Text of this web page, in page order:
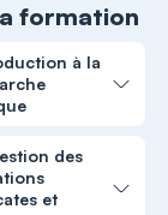
formation
à la
des
et